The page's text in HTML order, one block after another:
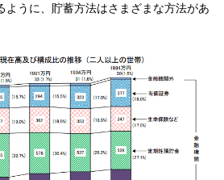
ように、貯蓄方法はさまざまな方法があ